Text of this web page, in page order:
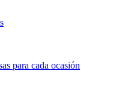
para cada ocasión